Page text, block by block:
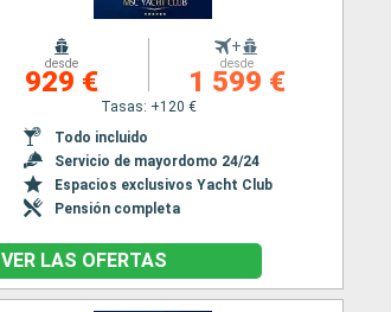
desde
929 €
+
desde
1 599 €
Tasas: +120 €
Todo incluido
Servicio de mayordomo 24/24
Espacios exclusivos Yacht Club
Pensión completa
VER LAS OFERTAS